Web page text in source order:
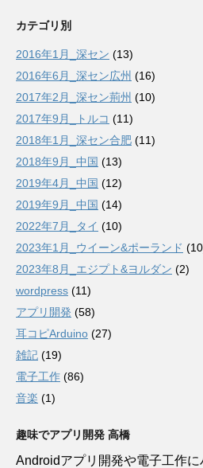
カテゴリ別
2016年1月_深セン (13)
2016年6月_深セン広州 (16)
2017年2月_深セン荊州 (10)
2017年9月_トルコ (11)
2018年1月_深セン合肥 (11)
2018年9月_中国 (13)
2019年4月_中国 (12)
2019年9月_中国 (14)
2022年7月_タイ (10)
2023年1月_ウイーン&ポーランド
2023年8月_エジプト&ヨルダン (2)
wordpress (11)
アプリ開発 (58)
耳コピArduino (27)
雑記 (19)
電子工作 (86)
音楽 (1)
趣味でアプリ開発 高橋
Androidアプリ開発や電子工作